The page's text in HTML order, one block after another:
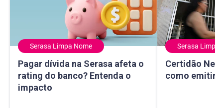
Serasa Limpa Nome
Pagar dívida na Serasa afeta o
rating do banco? Entenda o
impacto
Pagar dívida na Serasa afeta o rating do banco? Entenda
Serasa Limpa
Certidão
como emitir
Certidão